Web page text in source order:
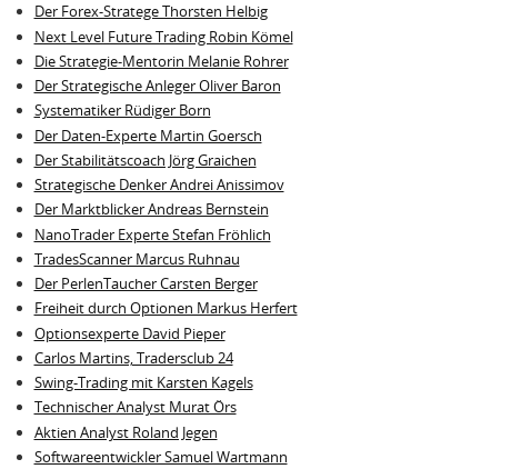
Der Forex-Stratege Thorsten Helbig
Next Level Future Trading Robin Kömel
Die Strategie-Mentorin Melanie Rohrer
Der Strategische Anleger Oliver Baron
Systematiker Rüdiger Born
Der Daten-Experte Martin Goersch
Der Stabilitätscoach Jörg Graichen
Strategische Denker Andrei Anissimov
Der Marktblicker Andreas Bernstein
NanoTrader Experte Stefan Fröhlich
TradesScanner Marcus Ruhnau
Der PerlenTaucher Carsten Berger
Freiheit durch Optionen Markus Herfert
Optionsexperte David Pieper
Carlos Martins, Tradersclub 24
Swing-Trading mit Karsten Kagels
Technischer Analyst Murat Örs
Aktien Analyst Roland Jegen
Softwareentwickler Samuel Wartmann